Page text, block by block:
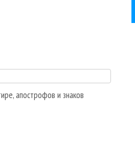
апострофов и знаков